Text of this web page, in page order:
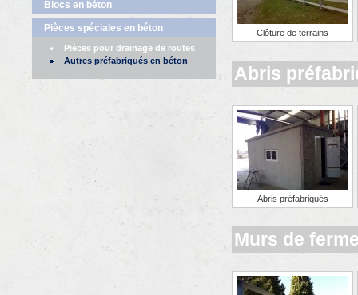
Blocs en béton
Pièces spéciales en béton
Pièces pour drainage de routes
Autres préfabriqués en béton
Clôture de terrains
Abris
Abris préfabriqués
Murs de